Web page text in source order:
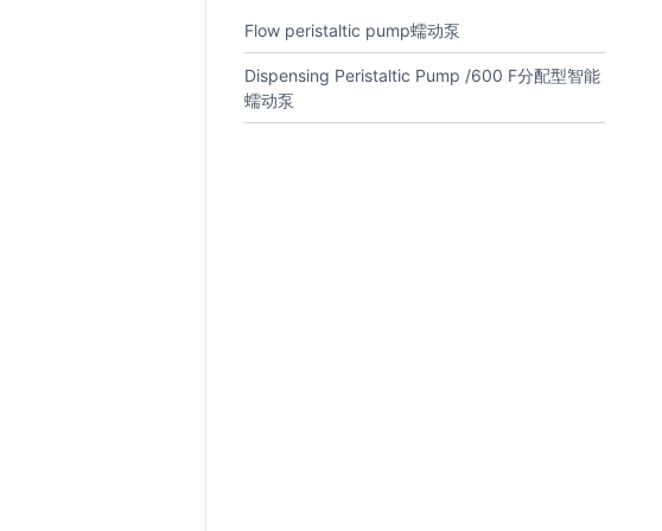
Flow peristaltic pump蠕动泵
Dispensing Peristaltic Pump /600 F分配型智能
蠕动泵